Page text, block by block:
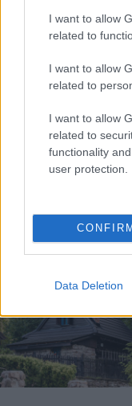
I want to allow
related to
I want to allow
related to
I want to allow
related to
functionality
user protection.
CONFIRM
Data Deletion
Na Morave
starú chalupu na
že nie ste v